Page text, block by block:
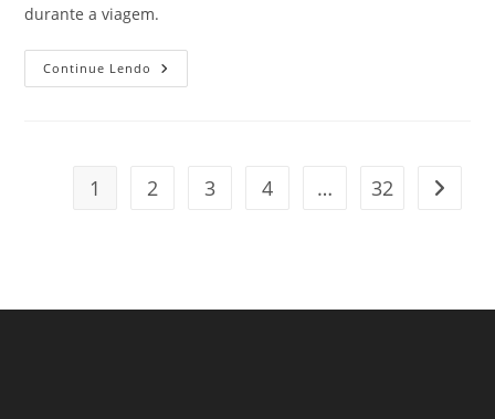
durante a viagem.
Continue Lendo
Comidas
Bem
Diferentes,
1 2 3 4 … 32 Ir para